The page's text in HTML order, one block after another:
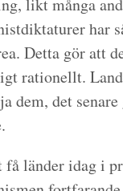
likt många
har
Detta gör att
rationellt.
dem, det
få länder idag i